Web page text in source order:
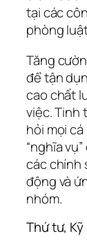
tại các
phòng
Tăng
để tận
cao chất
việc. Tinh
hỏi mọi
“nghĩa
các chính
động và
nhóm.
Thứ tư,